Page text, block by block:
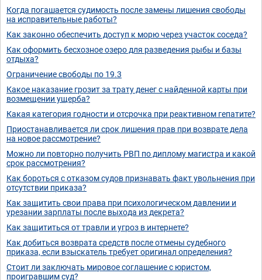
Когда погашается судимость после замены лишения свободы
на исправительные работы?
Как законно обеспечить доступ к морю через участок соседа?
Как оформить бесхозное озеро для разведения рыбы и базы
отдыха?
Ограничение свободы по 19.3
Какое наказание грозит за трату денег с найденной карты при
возмещении ущерба?
Какая категория годности и отсрочка при реактивном гепатите?
Приостанавливается ли срок лишения прав при возврате дела
на новое рассмотрение?
Можно ли повторно получить РВП по диплому магистра и какой
срок рассмотрения?
Как бороться с отказом судов признавать факт увольнения при
отсутствии приказа?
Как защитить свои права при психологическом давлении и
урезании зарплаты после выхода из декрета?
Как защититься от травли и угроз в интернете?
Как добиться возврата средств после отмены судебного
приказа, если взыскатель требует оригинал определения?
Стоит ли заключать мировое соглашение с юристом,
проигравшим суд?